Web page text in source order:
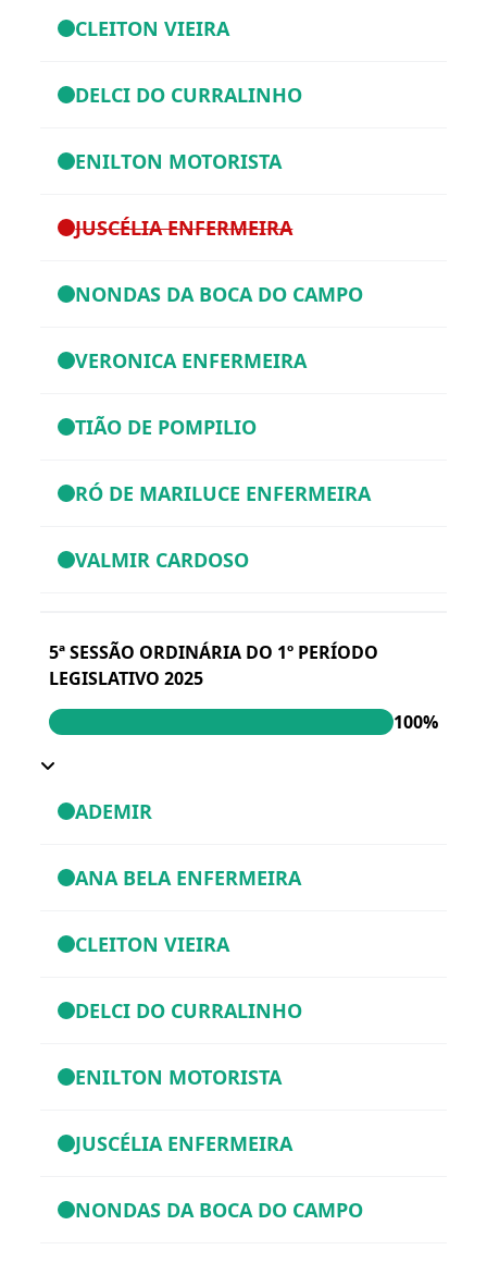
CLEITON VIEIRA
DELCI DO CURRALINHO
ENILTON MOTORISTA
JUSCÉLIA ENFERMEIRA
NONDAS DA BOCA DO CAMPO
VERONICA ENFERMEIRA
TIÃO DE POMPILIO
RÓ DE MARILUCE ENFERMEIRA
VALMIR CARDOSO
5ª SESSÃO ORDINÁRIA DO 1º PERÍODO
LEGISLATIVO 2025
100%
ADEMIR
ANA BELA ENFERMEIRA
CLEITON VIEIRA
DELCI DO CURRALINHO
ENILTON MOTORISTA
JUSCÉLIA ENFERMEIRA
NONDAS DA BOCA DO CAMPO